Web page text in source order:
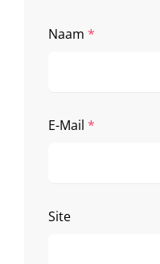
Naam *
E-Mail *
Site